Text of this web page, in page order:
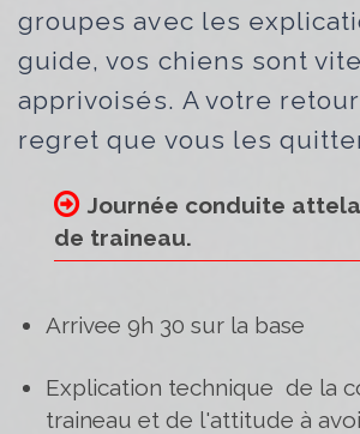
groupes avec les
guide, vos chiens sont vite
apprivoisés. A votre
regret que vous les
Journée conduite
de traineau.
Arrivee 9h 30 sur la base
Explication technique de la
traineau et de l'attitude à